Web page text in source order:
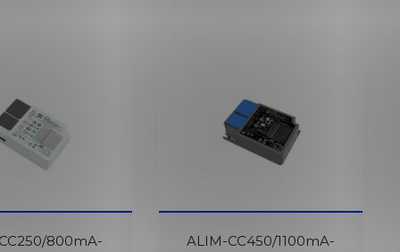
800mA-
ALIM-CC450/1100mA-